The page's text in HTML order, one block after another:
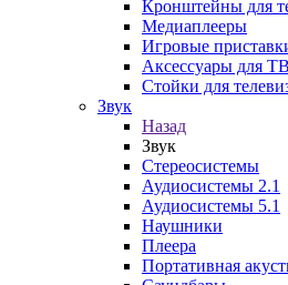
Кронштейны для
Медиаплееры
Игровые
Аксессуары для ТВ
Стойки для
Звук
Назад
Звук
Стереосистемы
Аудиосистемы 2.1
Аудиосистемы 5.1
Наушники
Плеера
Портативная